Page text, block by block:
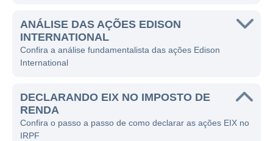
posteriormente, expandindo suas operações
para atender a uma demanda crescente de
eletricidade na região da Califórnia.
importante fornecedora de energia elétrica
em uma das regiões mais populosas dos
Estados Unidos. O foco principal da Edison
ANÁLISE DAS AÇÕES EDISON
INTERNATIONAL
Confira a análise fundamentalista das ações Edison
International
DECLARANDO EIX NO IMPOSTO DE
RENDA
Confira o passo a passo de como declarar as ações EIX no
IRPF